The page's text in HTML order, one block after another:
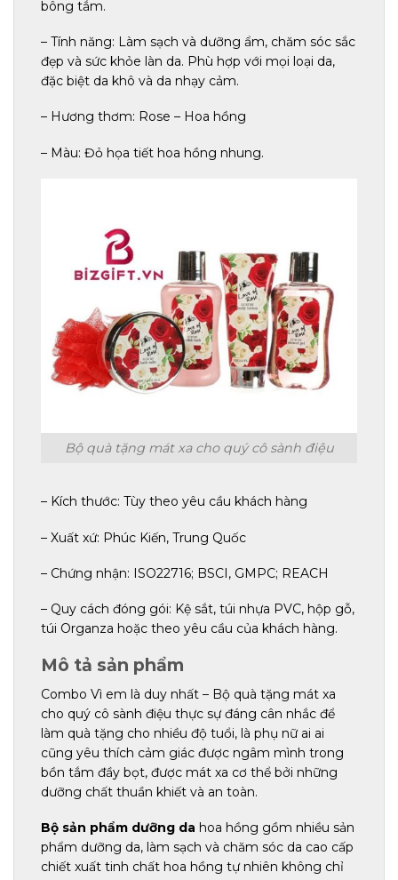
bông tắm.
– Tính năng: Làm sạch và dưỡng ẩm, chăm sóc sắc
đẹp và sức khỏe làn da. Phù hợp với mọi loại da,
đặc biệt da khô và da nhạy cảm.
– Hương thơm: Rose – Hoa hồng
– Màu: Đỏ họa tiết hoa hồng nhung.
Bộ quà tặng mát xa cho quý cô sành điệu
– Kích thước: Tùy theo yêu cầu khách hàng
– Xuất xứ: Phúc Kiến, Trung Quốc
– Chứng nhận: ISO22716; BSCI, GMPC; REACH
– Quy cách đóng gói: Kệ sắt, túi nhựa PVC, hộp gỗ,
túi Organza hoặc theo yêu cầu của khách hàng.
Mô tả sản phẩm
Combo Vì em là duy nhất – Bộ quà tặng mát xa
cho quý cô sành điệu thực sự đáng cân nhắc để
làm quà tặng cho nhiều độ tuổi, là phụ nữ ai ai
cũng yêu thích cảm giác được ngâm mình trong
bồn tắm đầy bọt, được mát xa cơ thể bởi những
dưỡng chất thuần khiết và an toàn.
Bộ sản phẩm dưỡng da hoa hồng gồm nhiều sản
phẩm dưỡng da, làm sạch và chăm sóc da cao cấp
chiết xuất tinh chất hoa hồng tự nhiên không chỉ